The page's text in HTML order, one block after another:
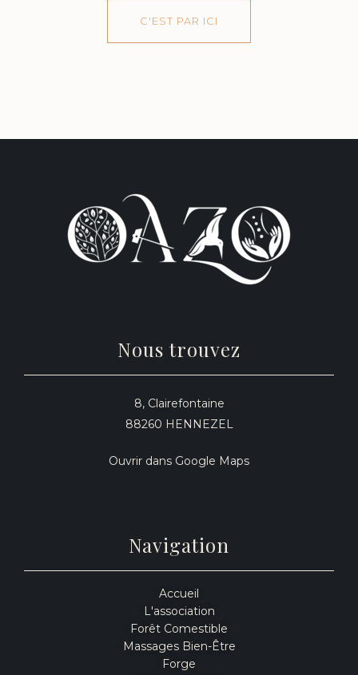
C'EST PAR ICI
Nous trouvez
8, Clairefontaine
88260 HENNEZEL
Ouvrir dans Google Maps
Navigation
Accueil
L'association
Forêt Comestible
Massages Bien-Être
Forge